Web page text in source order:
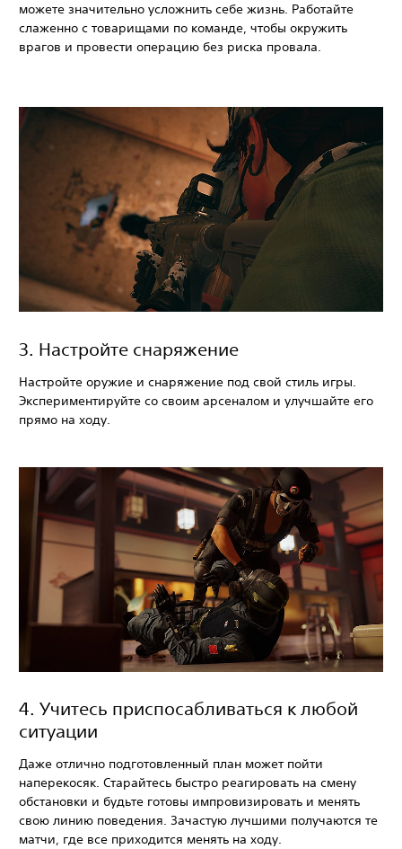
можете значительно усложнить себе жизнь. Работайте
слаженно с товарищами по команде, чтобы окружить
врагов и провести операцию без риска провала.
‎3. Настройте снаряжение
Настройте оружие и снаряжение под свой стиль игры.
Экспериментируйте со своим арсеналом и улучшайте его
прямо на ходу.
‎4. Учитесь приспосабливаться к любой
ситуации
Даже отлично подготовленный план может пойти
наперекосяк. Старайтесь быстро реагировать на смену
обстановки и будьте готовы импровизировать и менять
свою линию поведения. Зачастую лучшими получаются те
матчи, где все приходится менять на ходу.